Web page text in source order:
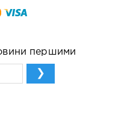
першими